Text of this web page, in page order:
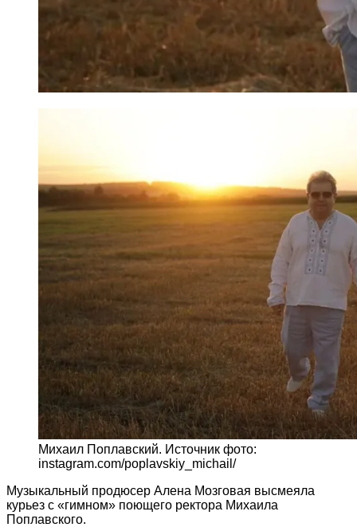
Михаил Поплавский. Источник фото:
instagram.com/poplavskiy_michail/
Музыкальный продюсер Алена Мозговая высмеяла
курьез с «гимном» поющего ректора Михаила
Поплавского.